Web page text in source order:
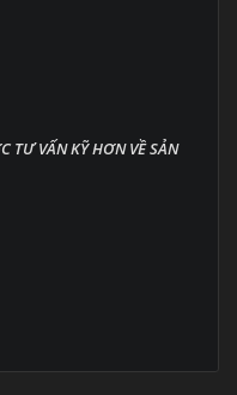
TƯ VẤN KỸ HƠN VỀ SẢN